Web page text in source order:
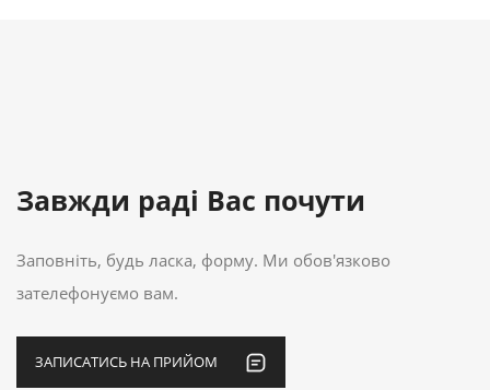
Завжди раді Вас почути
Заповніть, будь ласка, форму. Ми обов'язково
зателефонуємо вам.
ЗАПИСАТИСЬ НА ПРИЙОМ